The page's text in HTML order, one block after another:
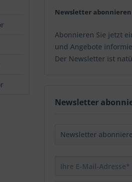
Newsletter abonnieren
Abonnieren Sie jetzt
und Angebote
Der Newsletter ist
Newsletter